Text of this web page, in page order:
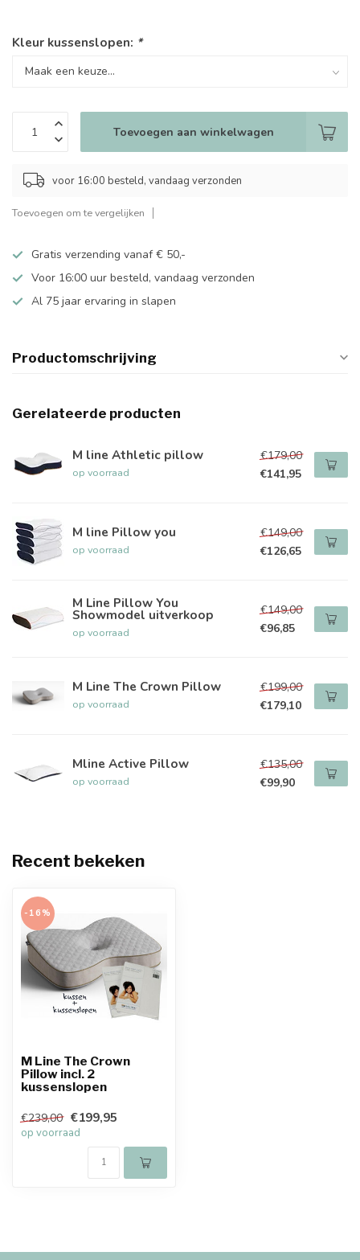
Kleur kussenslopen: *
Toevoegen aan winkelwagen
voor 16:00 besteld, vandaag verzonden
Toevoegen om te vergelijken
Gratis verzending vanaf € 50,-
Voor 16:00 uur besteld, vandaag verzonden
Al 75 jaar ervaring in slapen
Productomschrijving
Gerelateerde producten
M line Athletic pillow
op voorraad
€179,00
€141,95
M line Pillow you
op voorraad
€149,00
€126,65
M Line Pillow You
Showmodel uitverkoop
op voorraad
€149,00
€96,85
M Line The Crown Pillow
op voorraad
€199,00
€179,10
Mline Active Pillow
op voorraad
€135,00
€99,90
Recent bekeken
-16%
M Line The Crown
Pillow incl. 2
kussenslopen
€239,00 €199,95
op voorraad